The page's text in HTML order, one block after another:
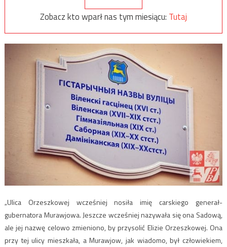
Zobacz kto wparł nas tym miesiącu: Tutaj
„Ulica Orzeszkowej wcześniej nosiła imię carskiego generał-
gubernatora Murawjowa. Jeszcze wcześniej nazywała się ona Sadową,
ale jej nazwę celowo zmieniono, by przysolić Elizie Orzeszkowej. Ona
przy tej ulicy mieszkała, a Murawjow, jak wiadomo, był człowiekiem,